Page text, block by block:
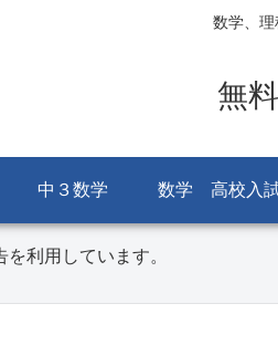
数学、
無
中３数学 数学 高校入
利用しています。